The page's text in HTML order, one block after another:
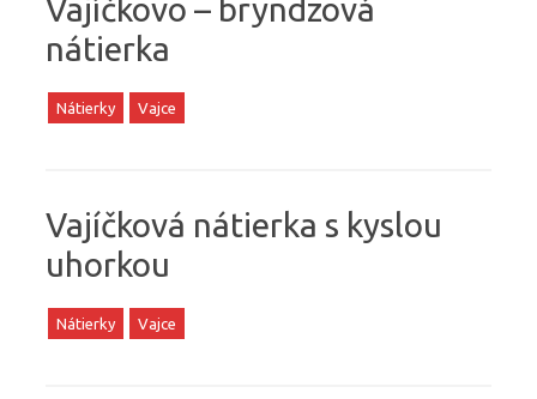
Vajíčkovo – bryndzová
nátierka
Nátierky Vajce
Vajíčková nátierka s kyslou
uhorkou
Nátierky Vajce